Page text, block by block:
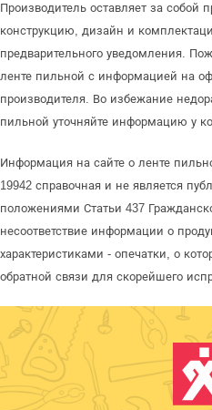
Производитель оставляет за собой
конструкцию, дизайн и
предварительного уведомления.
ленте пильной с информацией на
производителя. Во избежание
пильной уточняйте информацию у
Информация на сайте о ленте
19942 справочная и не является
положениями Статьи 437
несоответствие информации о
характеристиками - опечатки, о
обратной связи для скорейшего